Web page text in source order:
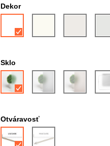
Dekor
Sklo
Otváravosť